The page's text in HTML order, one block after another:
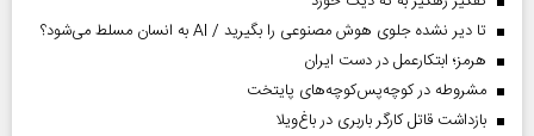
تا دیر نشده جلوی هوش مصنوعی را بگیرید / AI به انسان مسلط می‌شود؟
هرمز؛ ابتکارعمل در دست ایران
مشروطه در کوچه‌پس‌کوچه‌های پایتخت
بازداشت قاتل کارگر باربری در باغ‌ویلا